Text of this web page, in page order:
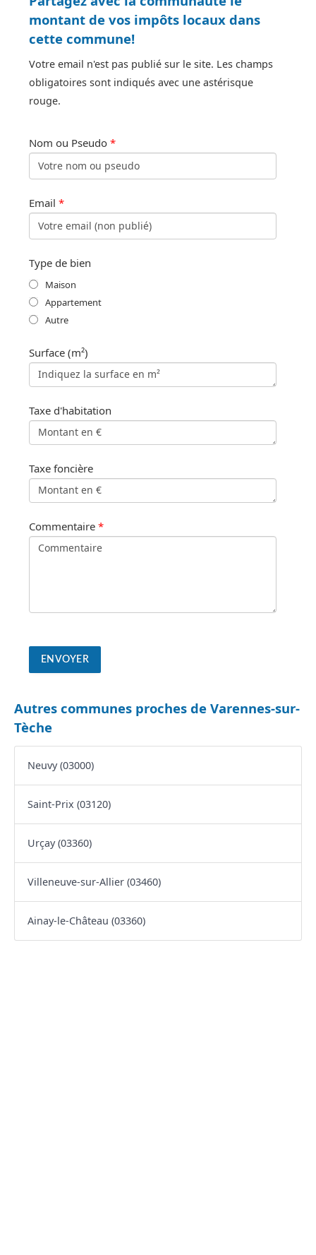
montant de vos impôts locaux dans
cette commune!
Votre email n'est pas publié sur le site. Les champs
obligatoires sont indiqués avec une astérisque
rouge.
Nom ou Pseudo *
Email *
Type de bien
Maison
Appartement
Autre
Surface (m²)
Taxe d'habitation
Taxe foncière
Commentaire *
Autres communes proches de Varennes-sur-
Tèche
Neuvy (03000)
Saint-Prix (03120)
Urçay (03360)
Villeneuve-sur-Allier (03460)
Ainay-le-Château (03360)